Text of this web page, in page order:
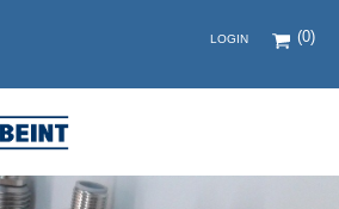
(0)
LOGIN